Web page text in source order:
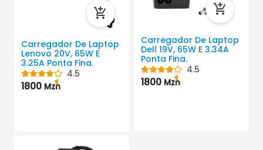
Carregador De Laptop
Lenovo 20V, 65W E
3.25A Ponta Fina.
4.5
1800 Mzn
Carregador De Laptop
Dell 19V, 65W E 3.34A
Ponta Fina.
4.5
1800 Mzn